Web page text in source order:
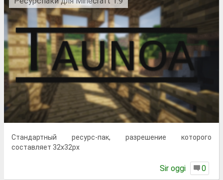
Стандартный ресурс-пак, разрешение которого
составляет 32x32px
Sir oggi 0